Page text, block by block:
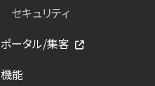
セキュリティ
ポータル/集客
機能